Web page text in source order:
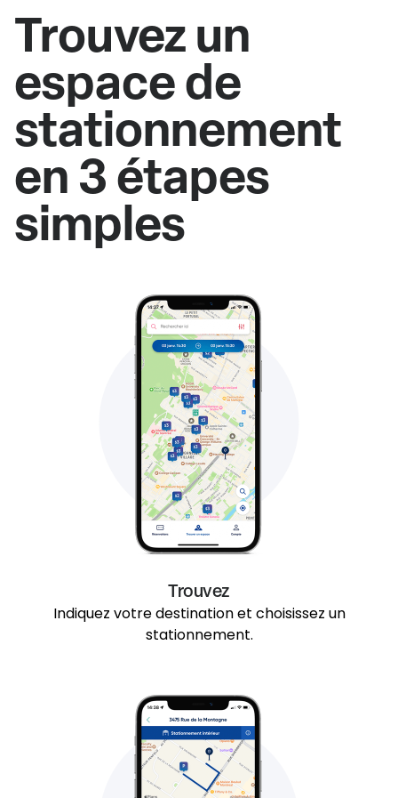
Trouvez un
espace de
stationnement
en 3 étapes
simples
Trouvez
Indiquez votre destination et choisissez un
stationnement.